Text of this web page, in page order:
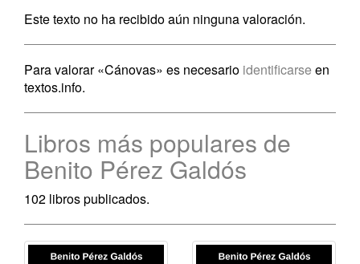
Este texto no ha recibido aún ninguna valoración.
Para valorar «Cánovas» es necesario identificarse en
textos.info.
Libros más populares de
Benito Pérez Galdós
102 libros publicados.